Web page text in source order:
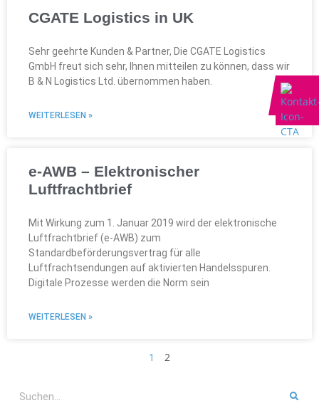
CGATE Logistics in UK
Sehr geehrte Kunden & Partner, Die CGATE Logistics
GmbH freut sich sehr, Ihnen mitteilen zu können, dass wir
B & N Logistics Ltd. übernommen haben.
WEITERLESEN »
e-AWB – Elektronischer
Luftfrachtbrief
Mit Wirkung zum 1. Januar 2019 wird der elektronische
Luftfrachtbrief (e-AWB) zum
Standardbeförderungsvertrag für alle
Luftfrachtsendungen auf aktivierten Handelsspuren.
Digitale Prozesse werden die Norm sein
WEITERLESEN »
1 2